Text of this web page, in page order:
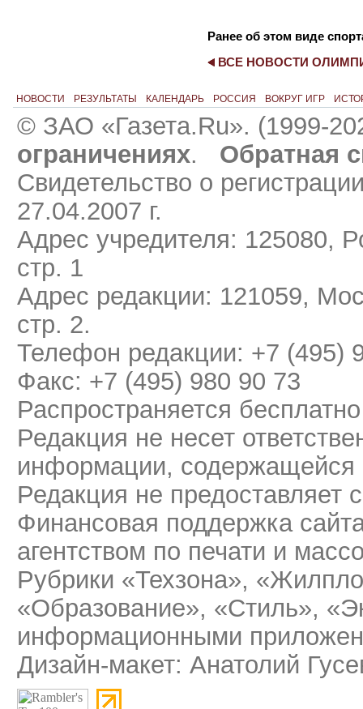
Ранее об этом виде
ВСЕ НОВОСТИ
НОВОСТИ РЕЗУЛЬТАТЫ КАЛЕНДАРЬ РОССИЯ ВОКРУГ ИГР
© ЗАО «Газета.Ru». (1999-
ограничениях.
Обратная
Свидетельство о
27.04.2007 г.
Адрес учредителя: 125080,
стр. 1
Адрес редакции: 121059,
стр. 2.
Телефон редакции: +7 (495)
Факс: +7 (495) 980 90 73
Распространяется бесплатно
Редакция не несет
информации, содержащейся
Редакция не предоставляет
Финансовая поддержка
агентством по печати и
Рубрики «Техзона»,
«Образование», «Стиль»,
информационными
Дизайн-макет: Анатолий